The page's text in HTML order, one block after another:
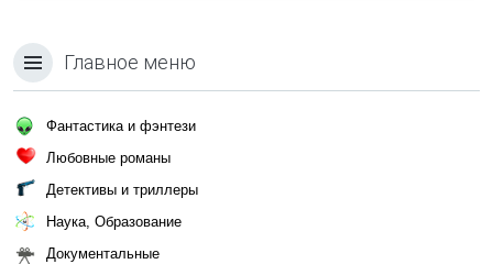
Главное меню
Фантастика и фэнтези
Любовные романы
Детективы и триллеры
Наука, Образование
Документальные